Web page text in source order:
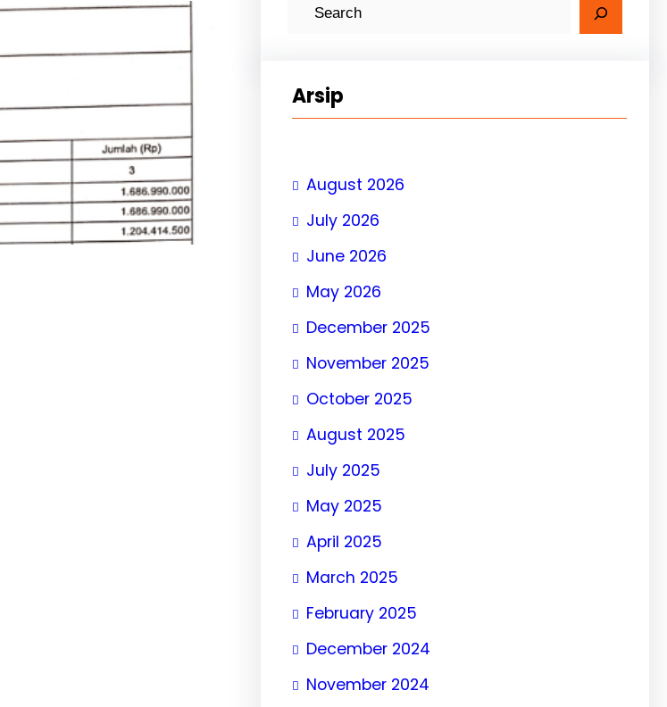
Arsip
August 2026
July 2026
June 2026
May 2026
December 2025
November 2025
October 2025
August 2025
July 2025
May 2025
April 2025
March 2025
February 2025
December 2024
November 2024